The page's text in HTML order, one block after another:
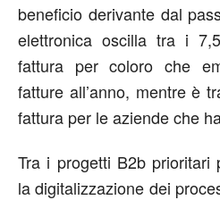
beneficio derivante dal
elettronica oscilla tra i
fattura per coloro che
fatture all’anno, mentre è
fattura per le aziende che
Tra i progetti B2b prioritari
la digitalizzazione dei